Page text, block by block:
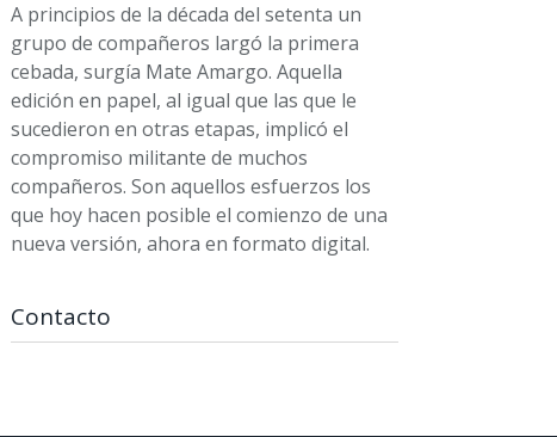
A principios de la década del setenta un
grupo de compañeros largó la primera
cebada, surgía Mate Amargo. Aquella
edición en papel, al igual que las que le
sucedieron en otras etapas, implicó el
compromiso militante de muchos
compañeros. Son aquellos esfuerzos los
que hoy hacen posible el comienzo de una
nueva versión, ahora en formato digital.
Contacto